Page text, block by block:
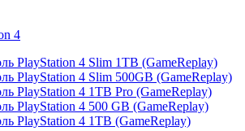
4
PlayStation 4 Slim 1TB (GameReplay)
PlayStation 4 Slim 500GB (GameReplay)
PlayStation 4 1TB Pro (GameReplay)
PlayStation 4 500 GB (GameReplay)
PlayStation 4 1TB (GameReplay)